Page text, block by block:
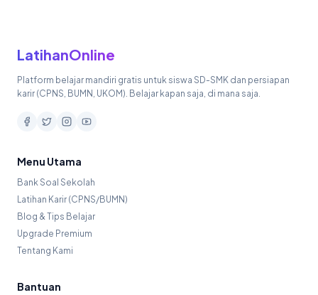
LatihanOnline
Platform belajar mandiri gratis untuk siswa SD-SMK dan persiapan
karir (CPNS, BUMN, UKOM). Belajar kapan saja, di mana saja.
Menu Utama
Bank Soal Sekolah
Latihan Karir (CPNS/BUMN)
Blog & Tips Belajar
Upgrade Premium
Tentang Kami
Bantuan